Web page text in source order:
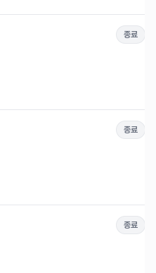
종료
종료
종료